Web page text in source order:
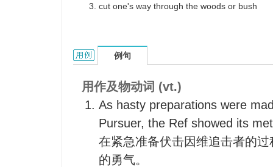
cut one's way through the woods or bush
bushwhack的用法和样例：
例句
用作及物动词 (vt.)
As hasty preparations were
Pursuer, the Ref showed its
在紧急准备伏击因维追击者的
的勇气。